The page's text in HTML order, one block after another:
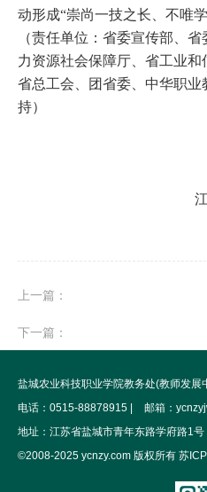
动形成“崇尚一技之长、不唯
（责任单位：省委宣传部、
力资源社会保障厅、省工业和
省总工会、团省委、中华职
持）
上一篇：
下一篇：
盐城农业科技职业学院教务处(教师发展
电话：0515-88878915 |
邮箱：
地址：江苏省盐城市青年东路学府路1号
©2008-2025 ycnzy.com 版权所有 苏